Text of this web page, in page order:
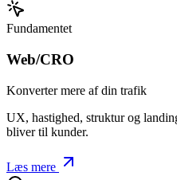
Fundamentet
Web/CRO
Konverter mere af din trafik
UX, hastighed, struktur og
bliver til kunder.
Læs mere